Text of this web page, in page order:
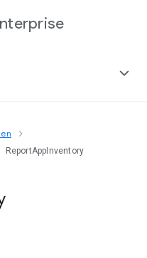
ReportAppInventory